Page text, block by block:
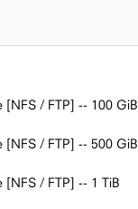
[NFS / FTP] -- 100 GiB
[NFS / FTP] -- 500 GiB
/ FTP] -- 1 TiB